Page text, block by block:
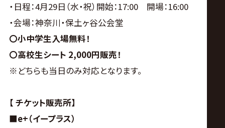
・日程：4月29日（水・祝）開始：17:00 開場：16:00
・会場：神奈川・保土ヶ谷公会堂
〇小中学生入場無料！
〇高校生シート 2,000円販売！
※どちらも当日のみ対応となります。
【 チケット販売所】
■e+（イープラス）